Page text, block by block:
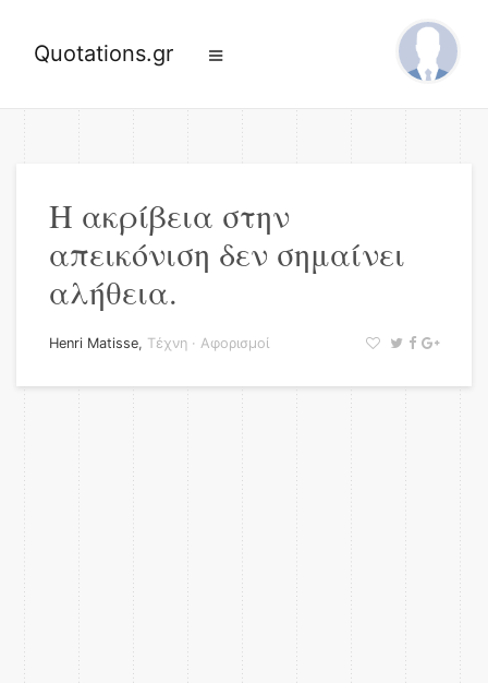
Quotations.gr
Η ακρίβεια στην
απεικόνιση δεν σημαίνει
αλήθεια.
Henri Matisse, Τέχνη · Αφορισμοί